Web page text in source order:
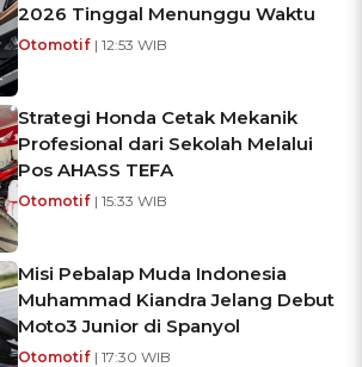
2026 Tinggal Menunggu Waktu
Otomotif | 12:53 WIB
Strategi Honda Cetak Mekanik
Profesional dari Sekolah Melalui
Pos AHASS TEFA
Otomotif | 15:33 WIB
Misi Pebalap Muda Indonesia
Muhammad Kiandra Jelang Debut
Moto3 Junior di Spanyol
Otomotif | 17:30 WIB